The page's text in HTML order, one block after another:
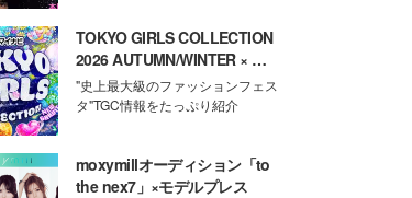
TOKYO GIRLS COLLECTION
2026 AUTUMN/WINTER × モ
デルプレス
"史上最大級のファッションフェス
タ"TGC情報をたっぷり紹介
moxymillオーディション「to
the nex7」×モデルプレス